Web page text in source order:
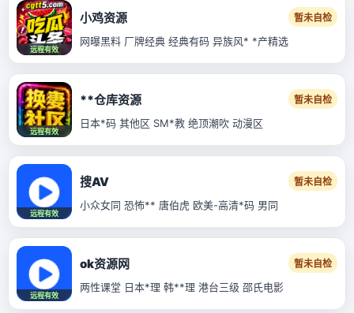
远程有效
小鸡资源 暂未自检
网曝黑料 厂牌经典 经典有码 异族风* *产精选
远程有效
**仓库资源 暂未自检
日本*码 其他区 SM*教 绝顶潮吹 动漫区
远程有效
搜AV 暂未自检
小众女同 恐怖** 唐伯虎 欧美-高清*码 男同
远程有效
ok资源网 暂未自检
两性课堂 日本*理 韩**理 港台三级 邵氏电影